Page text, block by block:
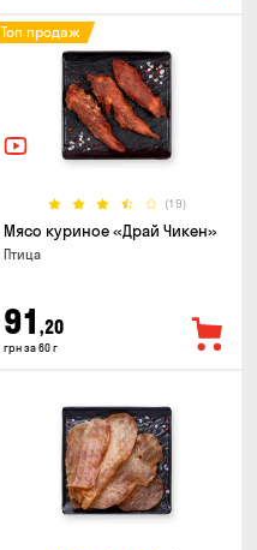
(19)
Топ продаж
Мясо куриное «Драй Чикен»
Птица
91 ,20
грн за 60 г